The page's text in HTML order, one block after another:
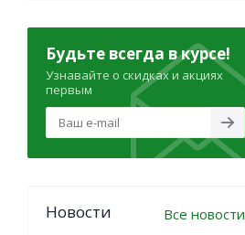
Будьте всегда в курсе!
Узнавайте о скидках и акциях
первым
Новости Все новости